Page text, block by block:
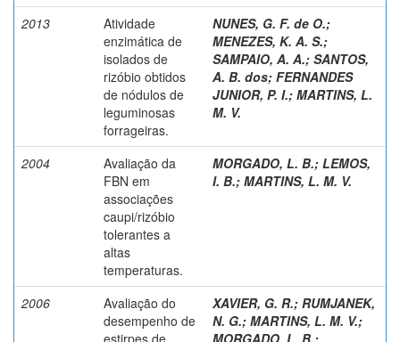
2013
Atividade
enzimática de
isolados de
rizóbio obtidos
de nódulos de
leguminosas
forrageiras.
NUNES, G. F. de O.;
MENEZES, K. A. S.;
SAMPAIO, A. A.; SANTOS,
A. B. dos; FERNANDES
JUNIOR, P. I.; MARTINS, L.
M. V.
2004
Avaliação da
FBN em
associações
caupi/rizóbio
tolerantes a
altas
temperaturas.
MORGADO, L. B.; LEMOS,
I. B.; MARTINS, L. M. V.
2006
Avaliação do
desempenho de
estirpes de
XAVIER, G. R.; RUMJANEK,
N. G.; MARTINS, L. M. V.;
MORGADO, L. B.;